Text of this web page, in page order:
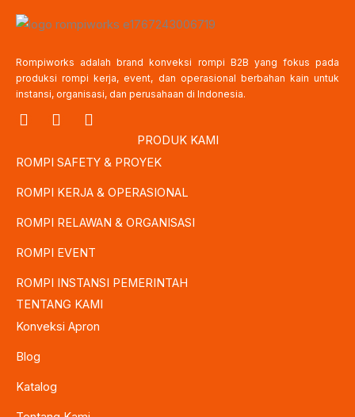
Rompiworks adalah brand konveksi rompi B2B yang fokus pada
produksi rompi kerja, event, dan operasional berbahan kain untuk
instansi, organisasi, dan perusahaan di Indonesia.
I
t
g
r
a
m
F
e
o
o
k
T
t
e
r
PRODUK KAMI
ROMPI SAFETY & PROYEK
ROMPI KERJA & OPERASIONAL
ROMPI RELAWAN & ORGANISASI
ROMPI EVENT
ROMPI INSTANSI PEMERINTAH
TENTANG KAMI
Konveksi Apron
Blog
Katalog